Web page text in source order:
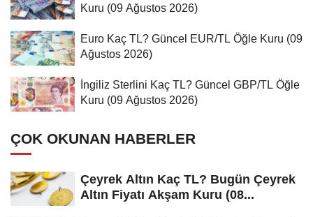
Kuru (09 Ağustos 2026)
Euro Kaç TL? Güncel EUR/TL Öğle Kuru (09
Ağustos 2026)
İngiliz Sterlini Kaç TL? Güncel GBP/TL Öğle
Kuru (09 Ağustos 2026)
ÇOK OKUNAN HABERLER
Çeyrek Altın Kaç TL? Bugün Çeyrek
Altın Fiyatı Akşam Kuru (08...